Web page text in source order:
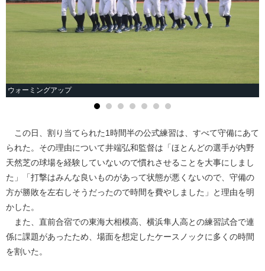
ウォーミングアップ
この日、割り当てられた1時間半の公式練習は、すべて守備にあて
られた。その理由について井端弘和監督は「ほとんどの選手が内野
天然芝の球場を経験していないので慣れさせることを大事にしまし
た」「打撃はみんな良いものがあって状態が悪くないので、守備の
方が勝敗を左右しそうだったので時間を費やしました」と理由を明
かした。
また、直前合宿での東海大相模高、横浜隼人高との練習試合で連
係に課題があったため、場面を想定したケースノックに多くの時間
を割いた。